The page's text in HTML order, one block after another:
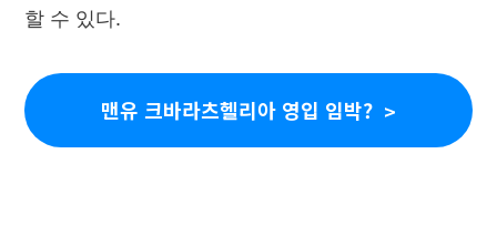
할 수 있다.
맨유 크바라츠헬리아 영입 임박?